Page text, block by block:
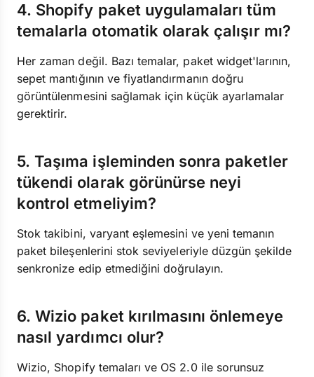
4. Shopify paket uygulamaları tüm
temalarla otomatik olarak çalışır mı?
Her zaman değil. Bazı temalar, paket widget'larının,
sepet mantığının ve fiyatlandırmanın doğru
görüntülenmesini sağlamak için küçük ayarlamalar
gerektirir.
5. Taşıma işleminden sonra paketler
tükendi olarak görünürse neyi
kontrol etmeliyim?
Stok takibini, varyant eşlemesini ve yeni temanın
paket bileşenlerini stok seviyeleriyle düzgün şekilde
senkronize edip etmediğini doğrulayın.
6. Wizio paket kırılmasını önlemeye
nasıl yardımcı olur?
Wizio, Shopify temaları ve OS 2.0 ile sorunsuz